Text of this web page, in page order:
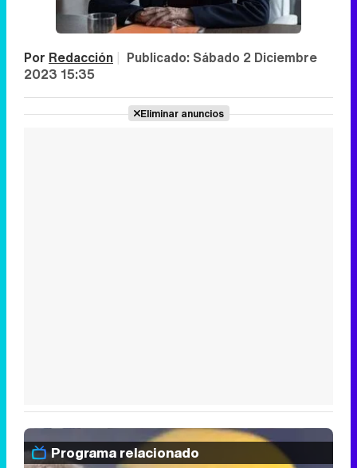
Por Redacción | Publicado: Sábado 2 Diciembre
2023 15:35
Eliminar anuncios
Programa relacionado